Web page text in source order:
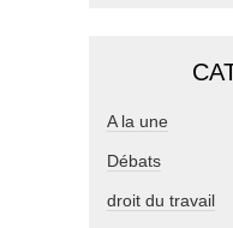
A la une
Débats
droit du travail